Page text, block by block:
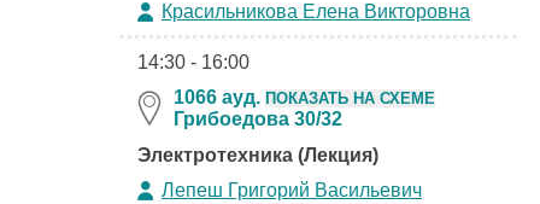
Красильникова Елена Викторовна
14:30 - 16:00
1066 ауд. ПОКАЗАТЬ НА СХЕМЕ
Грибоедова 30/32
Электротехника (Лекция)
Лепеш Григорий Васильевич